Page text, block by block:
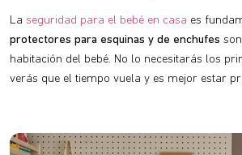
La seguridad para el bebé en casa es
protectores para esquinas y de enchufes
habitación del bebé. No lo necesitarás los
verás que el tiempo vuela y es mejor estar